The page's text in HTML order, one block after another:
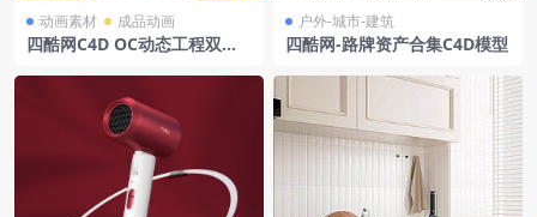
动画素材 成品动画
四酷网C4D OC动态工程双十
户外-城市-建筑
四酷网-路牌资产合集C4D模型